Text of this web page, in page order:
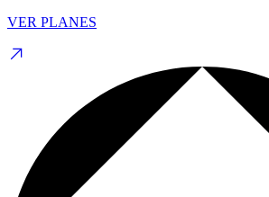
VER PLANES